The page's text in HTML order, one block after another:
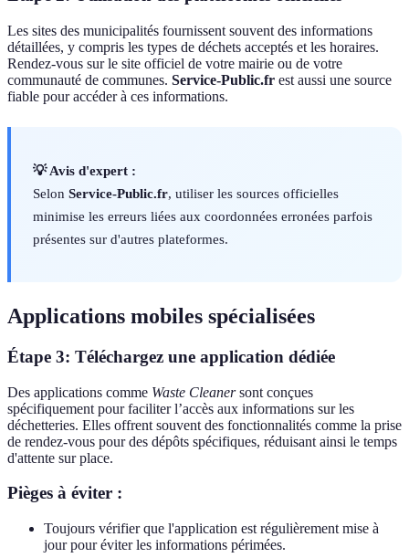
Les sites des municipalités fournissent souvent des informations
détaillées, y compris les types de déchets acceptés et les horaires.
Rendez-vous sur le site officiel de votre mairie ou de votre
communauté de communes. Service-Public.fr est aussi une source
fiable pour accéder à ces informations.
💡 Avis d'expert :
Selon Service-Public.fr, utiliser les sources officielles
minimise les erreurs liées aux coordonnées erronées parfois
présentes sur d'autres plateformes.
Applications mobiles spécialisées
Étape 3: Téléchargez une application dédiée
Des applications comme Waste Cleanersont conçues
spécifiquement pour faciliter l’accès aux informations sur les
déchetteries. Elles offrent souvent des fonctionnalités comme la prise
de rendez-vous pour des dépôts spécifiques, réduisant ainsi le temps
d'attente sur place.
Pièges à éviter :
Toujours vérifier que l'application est régulièrement mise à
jour pour éviter les informations périmées.